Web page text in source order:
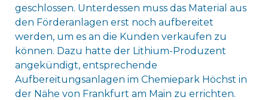
geschlossen. Unterdessen muss das Material aus
den Förderanlagen erst noch aufbereitet
werden, um es an die Kunden verkaufen zu
können. Dazu hatte der Lithium-Produzent
angekündigt, entsprechende
Aufbereitungsanlagen im Chemiepark Höchst in
der Nähe von Frankfurt am Main zu errichten.